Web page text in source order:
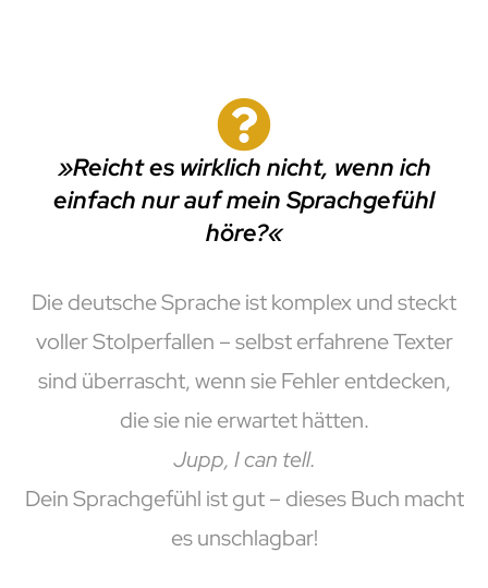
»Reicht es wirklich nicht, wenn ich
einfach nur auf mein Sprachgefühl
höre?«
Die deutsche Sprache ist komplex und steckt
voller Stolperfallen – selbst erfahrene Texter
sind überrascht, wenn sie Fehler entdecken,
die sie nie erwartet hätten.
Jupp, I can tell.
Dein Sprachgefühl ist gut – dieses Buch macht
es unschlagbar!